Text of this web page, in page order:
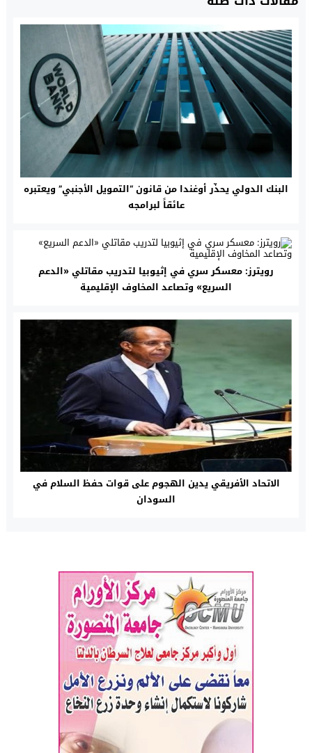
البنك الدولي يحذّر أوغندا من قانون “التمويل الأجنبي” ويعتبره
عائقاً لبرامجه
رويترز: معسكر سري في إثيوبيا لتدريب مقاتلي «الدعم
السريع» وتصاعد المخاوف الإقليمية
الاتحاد الأفريقي يدين الهجوم على قوات حفظ السلام في
السودان